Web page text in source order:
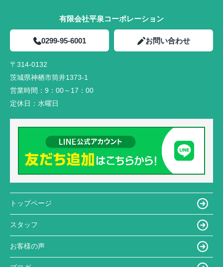
有限会社平泉コーポレーション
0299-95-6001 お問い合わせ
〒314-0132
茨城県神栖市筒井1373-1
営業時間： 9：00～17：00
定休日： 水曜日
トップページ
スタッフ
お客様の声